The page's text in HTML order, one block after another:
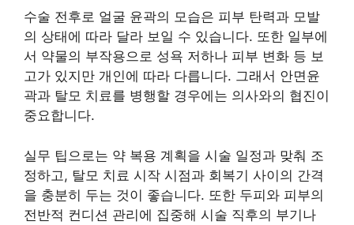
수술 전후로 얼굴 윤곽의 모습은 피부 탄력과 모발
의 상태에 따라 달라 보일 수 있습니다. 또한 일부에
서 약물의 부작용으로 성욕 저하나 피부 변화 등 보
고가 있지만 개인에 따라 다릅니다. 그래서 안면윤
곽과 탈모 치료를 병행할 경우에는 의사와의 협진이
중요합니다.
실무 팁으로는 약 복용 계획을 시술 일정과 맞춰 조
정하고, 탈모 치료 시작 시점과 회복기 사이의 간격
을 충분히 두는 것이 좋습니다. 또한 두피와 피부의
전반적 컨디션 관리에 집중해 시술 직후의 부기나